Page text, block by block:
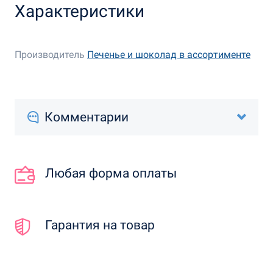
Характеристики
Производитель Печенье и шоколад в ассортименте
Комментарии
Любая форма оплаты
Гарантия на товар